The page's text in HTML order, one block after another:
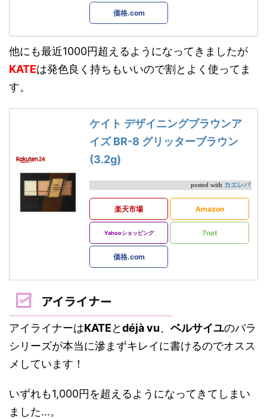
価格.com
他にも最近1000円超えるようになってきましたが
KATEは発色良く持ちもいいので割とよく使ってま
す。
ケイト デザイニングブラウンア
イズ BR-8 グリッターブラウン
(3.2g)
posted with カエレバ
楽天市場 Amazon
Yahooショッピング 7net
価格.com
アイライナー
アイライナーはKATEとdéjà vu、 ベルサイユのバラ
シリーズが本当に滲まずキレイに書けるのでオスス
メしています！
いずれも1,000円を超えるようになってきてしまい
ました…。